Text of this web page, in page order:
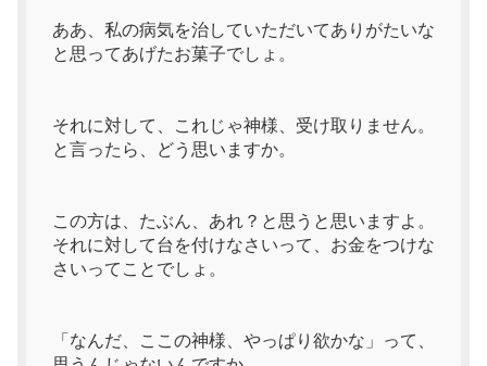
ああ、私の病気を治していただいてありがたいな
と思ってあげたお菓子でしょ。
それに対して、これじゃ神様、受け取りません。
と言ったら、どう思いますか。
この方は、たぶん、あれ？と思うと思いますよ。
それに対して台を付けなさいって、お金をつけな
さいってことでしょ。
「なんだ、ここの神様、やっぱり欲かな」って、